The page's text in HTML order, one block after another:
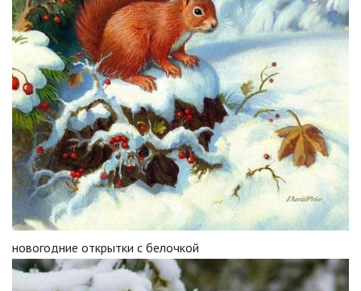
новогодние открытки с белочкой